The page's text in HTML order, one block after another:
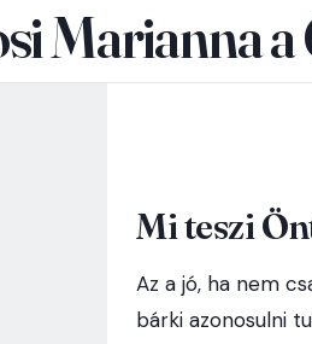
Marianna a
Mi teszi
Az a jó, ha nem
bárki azonosulni